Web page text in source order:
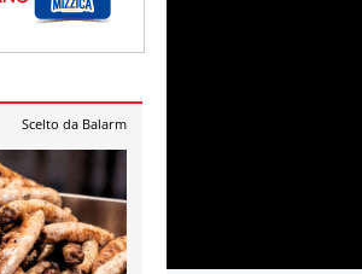
Scelto da Balarm